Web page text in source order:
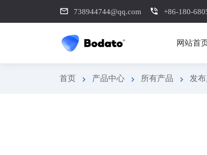
mail_outline 738944744@qq.com phone_in_talk +86-180-
网站首
首页 chevron_right 产品中心 chevron_right 所有产品 chevron_right 发